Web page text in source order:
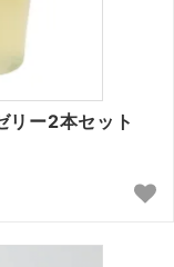
ー2本セット